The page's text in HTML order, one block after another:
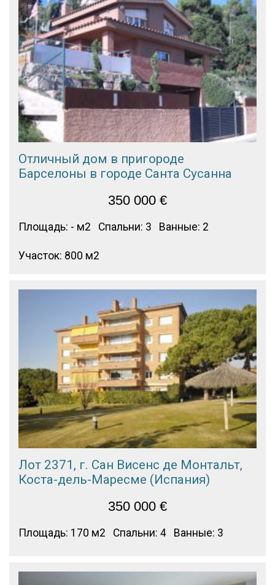
Отличный дом в пригороде
Барселоны в городе Санта Сусанна
350 000 €
Площадь: - м2 Спальни: 3 Ванные: 2
Участок: 800 м2
Лот 2371, г. Сан Висенс де Монтальт,
Коста-дель-Маресме (Испания)
350 000 €
Площадь: 170 м2 Спальни: 4 Ванные: 3